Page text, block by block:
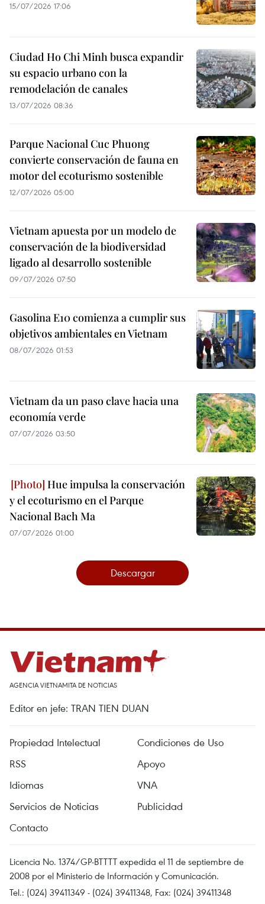
15/07/2026 17:06
Ciudad Ho Chi Minh busca expandir
su espacio urbano con la
remodelación de canales
13/07/2026 08:36
Parque Nacional Cuc Phuong
convierte conservación de fauna en
motor del ecoturismo sostenible
12/07/2026 05:00
Vietnam apuesta por un modelo de
conservación de la biodiversidad
ligado al desarrollo sostenible
09/07/2026 07:50
Gasolina E10 comienza a cumplir sus
objetivos ambientales en Vietnam
08/07/2026 01:53
Vietnam da un paso clave hacia una
economía verde
07/07/2026 03:50
Hue impulsa la conservación
y el ecoturismo en el Parque
Nacional Bach Ma
07/07/2026 01:00
Descargar
AGENCIA VIETNAMITA DE NOTICIAS
Editor en jefe: TRAN TIEN DUAN
Propiedad Intelectual
Condiciones de Uso
RSS
Apoyo
Idiomas
VNA
Servicios de Noticias
Publicidad
Contacto
Licencia No. 1374/GP-BTTTT expedida el 11 de septiembre de
2008 por el Ministerio de Información y Comunicación.
Tel.: (024) 39411349 - (024) 39411348, Fax: (024) 39411348